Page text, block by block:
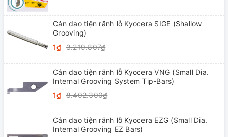
Cán dao tiện rãnh lỗ Kyocera SIGE (Shallow
Grooving)
1₫ 3.219.807₫
Cán dao tiện rãnh lỗ Kyocera VNG (Small Dia.
Internal Grooving System Tip-Bars)
1₫ 8.402.300₫
Cán dao tiện rãnh lỗ Kyocera EZG (Small Dia.
Internal Grooving EZ Bars)